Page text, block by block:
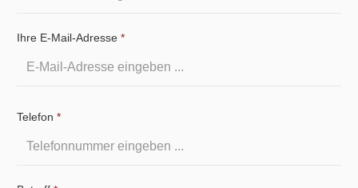
Ihre E-Mail-Adresse *
Telefon *